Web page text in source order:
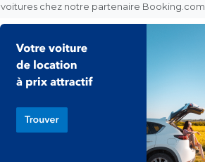
voitures chez notre partenaire Booking.com.